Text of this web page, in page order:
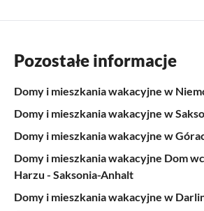
Pozostałe informacje
Domy i mieszkania wakacyjne w
Domy i mieszkania wakacyjne w
Domy i mieszkania wakacyjne w
Domy i mieszkania wakacyjne Dom
Harzu - Saksonia-Anhalt
Domy i mieszkania wakacyjne w